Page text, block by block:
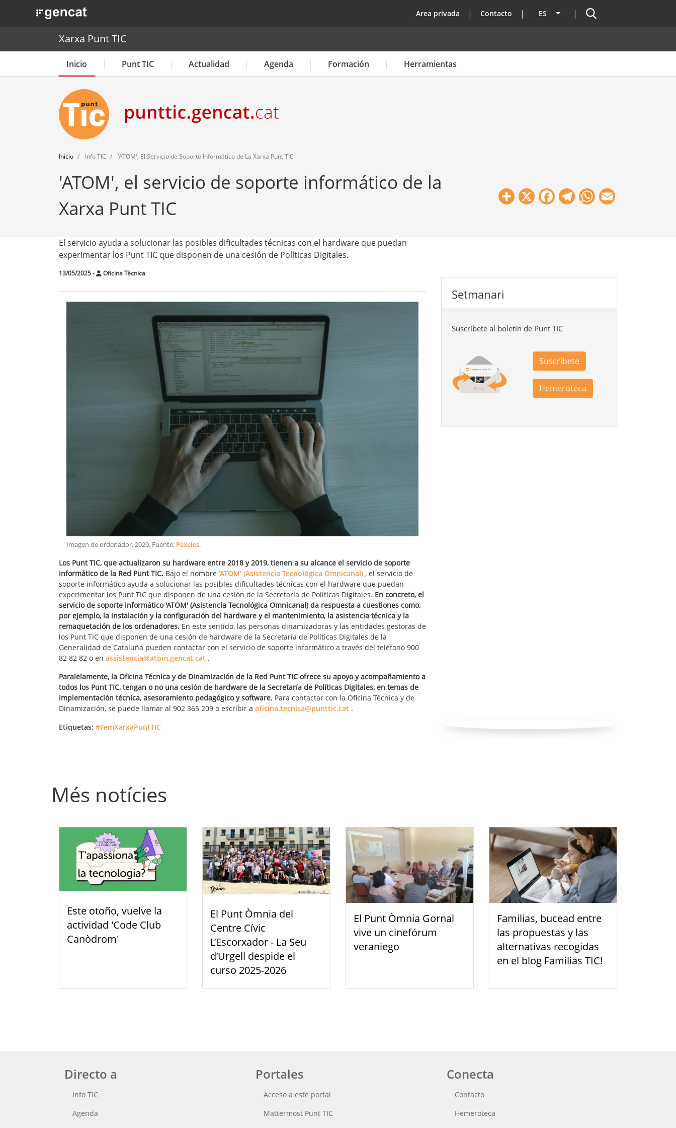
. Obre en una nova finestra. top
Area privada Contacto ES Lista adicional de acciones
Buscador
Xarxa Punt TIC
Inicio Punt TIC Actualidad Agenda Formación Herramientas
Inicio Info TIC 'ATOM', El Servicio de Soporte Informático de La Xarxa Punt TIC
'ATOM', el servicio de soporte informático de la
Xarxa Punt TIC
Share
X Facebook
Telegram
WhatsApp
El servicio ayuda a solucionar las posibles dificultades técnicas con el hardware que puedan
experimentar los Punt TIC que disponen de una cesión de Políticas Digitales.
13/05/2025- Oficina Tècnica
Imagen de ordenador.2020. Fuente: Pexeles.
Los Punt TIC, que actualizaron su hardware entre 2018 y 2019, tienen a su alcance el servicio de soporte
informático de la Red Punt TIC. Bajo el nombre 'ATOM' (Asistencia Tecnológica Omnicanal) , el servicio de
soporte informático ayuda a solucionar las posibles dificultades técnicas con el hardware que puedan
experimentar los Punt TIC que disponen de una cesión de la Secretaría de Políticas Digitales. En concreto, el
servicio de soporte informático 'ATOM' (Asistencia Tecnológica Omnicanal) da respuesta a cuestiones como,
por ejemplo, la instalación y la configuración del hardware y el mantenimiento, la asistencia técnica y la
remaquetación de los ordenadores. En este sentido, las personas dinamizadoras y las entidades gestoras de
los Punt TIC que disponen de una cesión de hardware de la Secretaría de Políticas Digitales de la
Generalidad de Cataluña pueden contactar con el servicio de soporte informático a través del teléfono 900
82 82 82 o en assistencia@atom.gencat.cat .
Paralelamente, la Oficina Técnica y de Dinamización de la Red Punt TIC ofrece su apoyo y acompañamiento a
todos los Punt TIC, tengan o no una cesión de hardware de la Secretaría de Políticas Digitales, en temas de
implementación técnica, asesoramiento pedagógico y software. Para contactar con la Oficina Técnica y de
Dinamización, se puede llamar al 902 365 209 o escribir a oficina.tecnica@punttic.cat .
Etiquetas: #FemXarxaPuntTIC
Setmanari
Suscríbete al boletín de Punt TIC
Suscríbete
Hemeroteca
Més notícies
Este otoño, vuelve la
actividad 'Code Club
Canòdrom'
El Punt Òmnia del
Centre Cívic
L’Escorxador - La Seu
d’Urgell despide el
curso 2025-2026
El Punt Òmnia Gornal
vive un cinefórum
veraniego
Familias, bucead entre
las propuestas y las
alternativas recogidas
en el blog Familias TIC!
Directo a
Info TIC
Agenda
Portales
Acceso a este portal
Mattermost Punt TIC
Conecta
Contacto
Hemeroteca